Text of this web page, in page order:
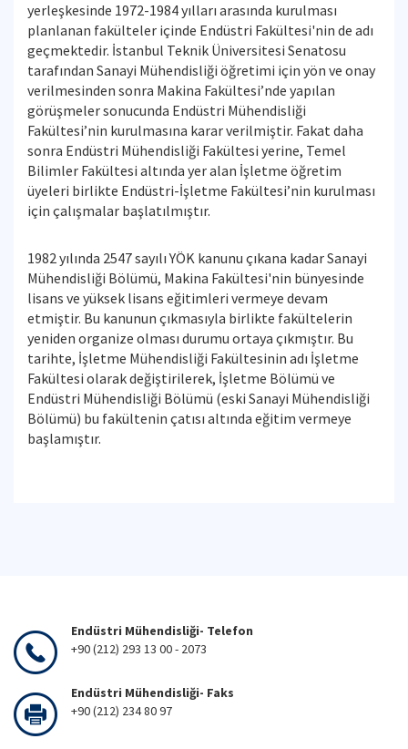
yerleşkesinde 1972-1984 yılları arasında kurulması
planlanan fakülteler içinde Endüstri Fakültesi'nin de adı
geçmektedir. İstanbul Teknik Üniversitesi Senatosu
tarafından Sanayi Mühendisliği öğretimi için yön ve onay
verilmesinden sonra Makina Fakültesi’nde yapılan
görüşmeler sonucunda Endüstri Mühendisliği
Fakültesi’nin kurulmasına karar verilmiştir. Fakat daha
sonra Endüstri Mühendisliği Fakültesi yerine, Temel
Bilimler Fakültesi altında yer alan İşletme öğretim
üyeleri birlikte Endüstri-İşletme Fakültesi’nin kurulması
için çalışmalar başlatılmıştır.
1982 yılında 2547 sayılı YÖK kanunu çıkana kadar Sanayi
Mühendisliği Bölümü, Makina Fakültesi'nin bünyesinde
lisans ve yüksek lisans eğitimleri vermeye devam
etmiştir. Bu kanunun çıkmasıyla birlikte fakültelerin
yeniden organize olması durumu ortaya çıkmıştır. Bu
tarihte, İşletme Mühendisliği Fakültesinin adı İşletme
Fakültesi olarak değiştirilerek, İşletme Bölümü ve
Endüstri Mühendisliği Bölümü (eski Sanayi Mühendisliği
Bölümü) bu fakültenin çatısı altında eğitim vermeye
başlamıştır.
Endüstri Mühendisliği- Telefon
+90 (212) 293 13 00 - 2073
Endüstri Mühendisliği- Faks
+90 (212) 234 80 97